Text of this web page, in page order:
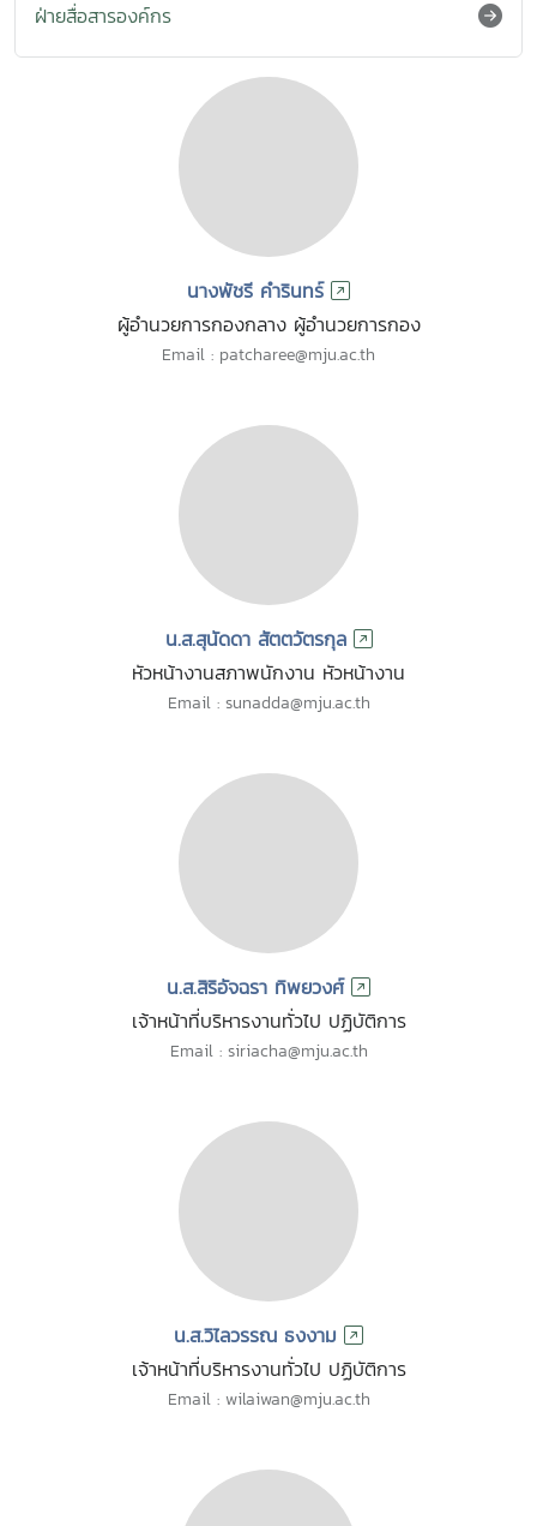
ฝ่ายสื่อสารองค์กร
นางพัชรี คำรินทร์
ผู้อำนวยการกองกลาง ผู้อำนวยการกอง
Email : patcharee@mju.ac.th
น.ส.สุนัดดา สัตตวัตรกุล
หัวหน้างานสภาพนักงาน หัวหน้างาน
Email : sunadda@mju.ac.th
น.ส.สิริอัจฉรา ทิพยวงศ์
เจ้าหน้าที่บริหารงานทั่วไป ปฏิบัติการ
Email : siriacha@mju.ac.th
น.ส.วิไลวรรณ ธงงาม
เจ้าหน้าที่บริหารงานทั่วไป ปฏิบัติการ
Email : wilaiwan@mju.ac.th